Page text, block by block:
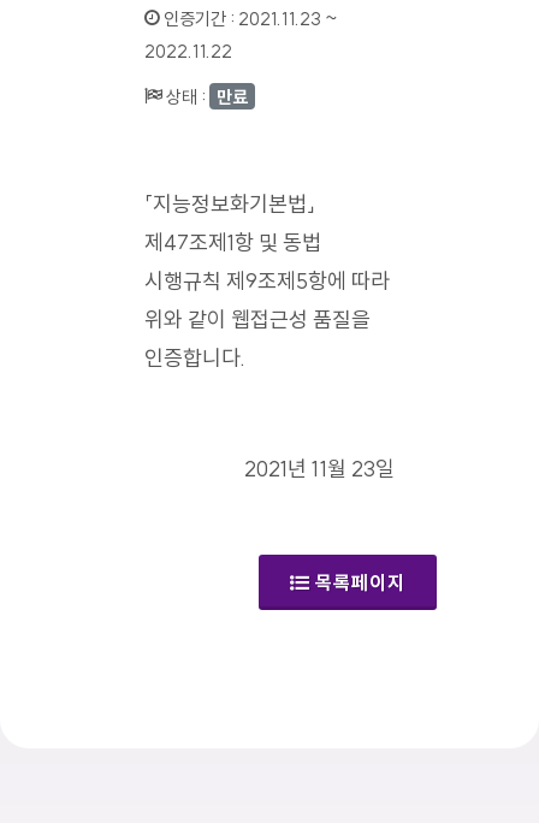
인증기간 : 2021.11.23 ~
2022.11.22
상태 : 만료
「지능정보화기본법」
제47조제1항 및 동법
시행규칙 제9조제5항에 따라
위와 같이 웹접근성 품질을
인증합니다.
2021년 11월 23일
목록페이지